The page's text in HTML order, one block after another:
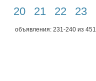
20 21 22 23
объявления: 231-240 из 451